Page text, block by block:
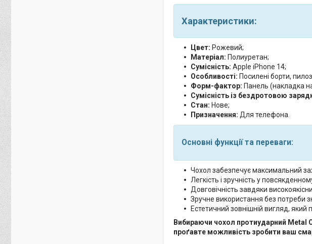
Характеристики:
Цвет: Рожевий;
Матеріал: Полиуретан;
Сумісність: Apple iPhone 14;
Особливості: Посилені борти,
Форм-фактор: Панель (накладка
Сумісність із бездротовою
Стан: Нове;
Призначення: Для телефона.
Основні функції та переваги:
Чохол забезпечує максимальний
Легкість і зручність у
Довговічність завдяки
Зручне використання без потреби
Естетичний зовнішній вигляд, який
Вибираючи чохол протиударний Metal
проґавте можливість зробити ваш